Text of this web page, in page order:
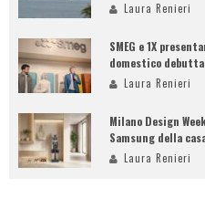
Laura Renieri
SMEG e 1X
domestico
Laura Renieri
Milano Design
Samsung della
Laura Renieri